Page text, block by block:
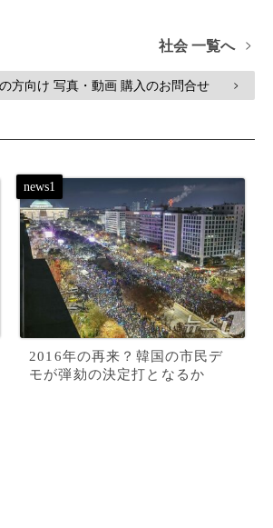
社会 一覧へ >
方向け 写真・動画 購入のお問合せ >
2016年の再来？韓国の市民デ
モが弾劾の決定打となるか